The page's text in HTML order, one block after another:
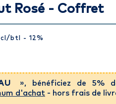
Rosé - Coffret
/btl - 12%
», bénéficiez de 5%
d'achat - hors frais de